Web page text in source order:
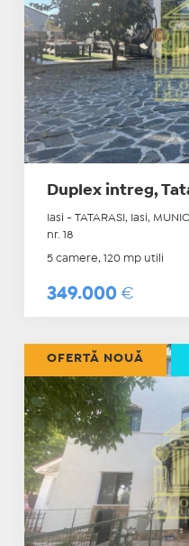
Duplex intreg,
Iasi - TATARASI, Iasi,
nr. 18
5 camere, 120 mp utili
349.000 €
OFERTĂ NOUĂ